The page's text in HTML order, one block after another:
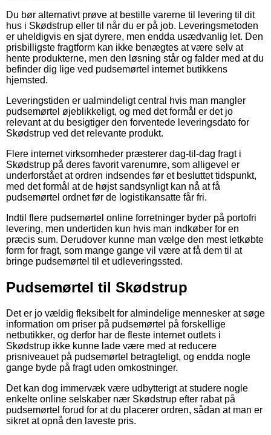
Du bør alternativt prøve at bestille varerne til levering til dit
hus i Skødstrup eller til når du er på job. Leveringsmetoden
er uheldigvis en sjat dyrere, men endda usædvanlig let. Den
prisbilligste fragtform kan ikke benægtes at være selv at
hente produkterne, men den løsning står og falder med at du
befinder dig lige ved pudsemørtel internet butikkens
hjemsted.
Leveringstiden er ualmindeligt central hvis man mangler
pudsemørtel øjeblikkeligt, og med det formål er det jo
relevant at du besigtiger den forventede leveringsdato for
Skødstrup ved det relevante produkt.
Flere internet virksomheder præsterer dag-til-dag fragt i
Skødstrup på deres favorit varenumre, som alligevel er
underforstået at ordren indsendes før et besluttet tidspunkt,
med det formål at de højst sandsynligt kan nå at få
pudsemørtel ordnet før de logistikansatte får fri.
Indtil flere pudsemørtel online forretninger byder på portofri
levering, men undertiden kun hvis man indkøber for en
præcis sum. Derudover kunne man vælge den mest letkøbte
form for fragt, som mange gange vil være at få dem til at
bringe pudsemørtel til et udleveringssted.
Pudsemørtel til Skødstrup
Det er jo vældig fleksibelt for almindelige mennesker at søge
information om priser på pudsemørtel på forskellige
netbutikker, og derfor har de fleste internet outlets i
Skødstrup ikke kunne lade være med at reducere
prisniveauet på pudsemørtel betragteligt, og endda nogle
gange byde på fragt uden omkostninger.
Det kan dog immervæk være udbytterigt at studere nogle
enkelte online selskaber nær Skødstrup efter rabat på
pudsemørtel forud for at du placerer ordren, sådan at man er
sikret at opnå den laveste pris.